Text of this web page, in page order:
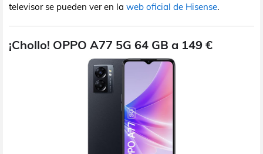
televisor se pueden ver en la web oficial de Hisense.
¡Chollo! OPPO A77 5G 64 GB a 149 €